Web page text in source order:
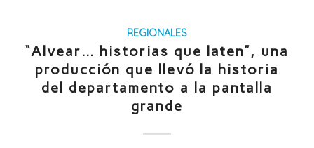
REGIONALES
“Alvear… historias que laten”, una
producción que llevó la historia
del departamento a la pantalla
grande